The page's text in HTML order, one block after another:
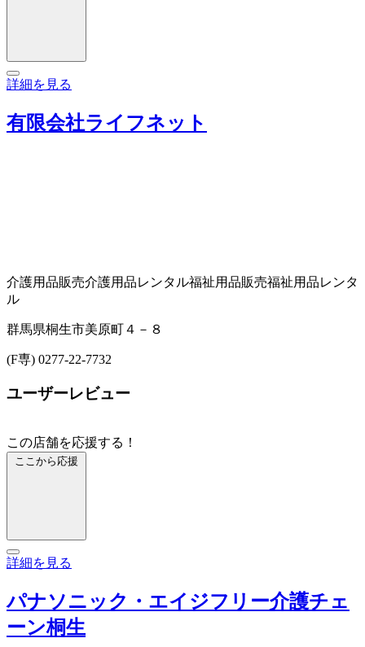
詳細を見る
有限会社ライフネット
介護用品販売介護用品レンタル福祉用品販売福祉用品レンタ
ル
群馬県桐生市美原町４－８
(F専) 0277-22-7732
ユーザーレビュー
この店舗を応援する！
ここから応援
詳細を見る
パナソニック・エイジフリー介護チェ
ーン桐生